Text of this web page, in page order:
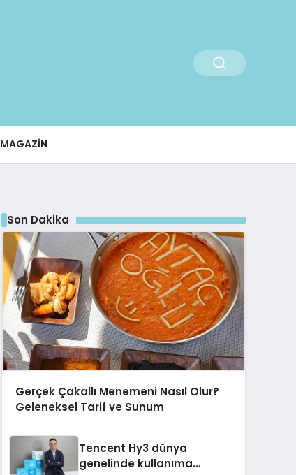
MAGAZIN
Son Dakika
Gerçek Çakallı Menemeni Nasıl Olur?
Geleneksel Tarif ve Sunum
Tencent Hy3 dünya
genelinde kullanıma